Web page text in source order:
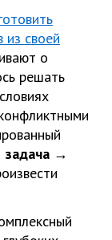
своей
о
решать
задача →